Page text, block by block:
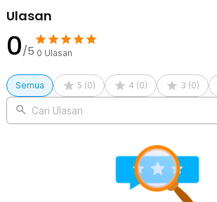
Ulasan
0/5 0 Ulasan
Semua 5 (0) 4 (0) 3 (0)
Cari Ulasan